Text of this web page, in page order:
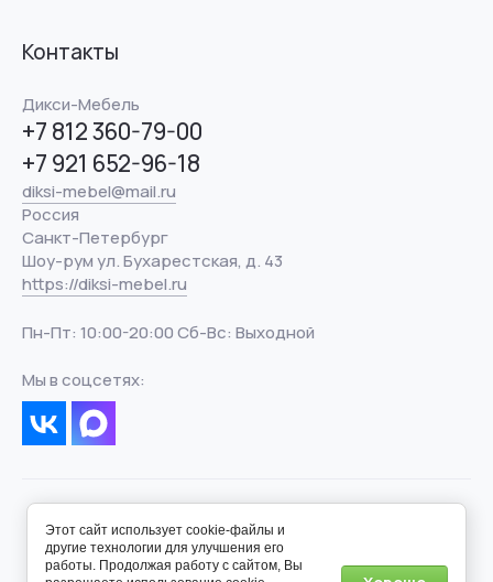
Контакты
Дикси-Мебель
+7 812 360-79-00
+7 921 652-96-18
diksi-mebel@mail.ru
Россия
Санкт-Петербург
Шоу-рум ул. Бухарестская, д. 43
https://diksi-mebel.ru
Пн-Пт: 10:00-20:00 Сб-Вс: Выходной
Мы в соцсетях:
Этот сайт использует cookie-файлы и
другие технологии для улучшения его
работы. Продолжая работу с сайтом, Вы